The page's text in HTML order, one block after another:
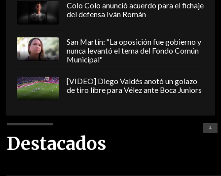
Colo Colo anunció acuerdo para el fichaje
del defensa Iván Román
San Martín: "La oposición fue gobierno y
nunca levantó el tema del Fondo Común
Municipal"
[VIDEO] Diego Valdés anotó un golazo
de tiro libre para Vélez ante Boca Juniors
Destacados
+